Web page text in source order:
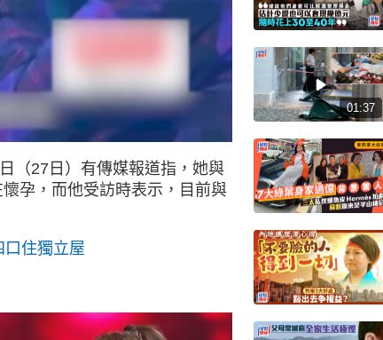
（27日）有傳媒報道指，她與
孕，而他受訪時表示，目前與
住獨立屋
01:37